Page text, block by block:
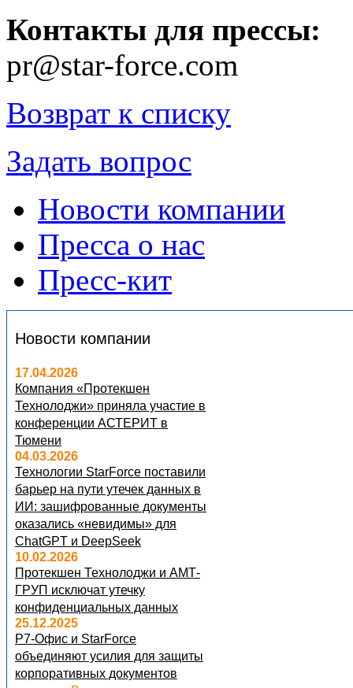
Контакты для прессы:
pr@star-force.com
Возврат к списку
Задать вопрос
Новости компании
Пресса о нас
Пресс-кит
Новости компании
17.04.2026
Компания «Протекшен
Технолоджи» приняла участие в
конференции АСТЕРИТ в
Тюмени
04.03.2026
Технологии StarForce поставили
барьер на пути утечек данных в
ИИ: зашифрованные документы
оказались «невидимы» для
ChatGPT и DeepSeek
10.02.2026
Протекшен Технолоджи и АМТ-
ГРУП исключат утечку
конфиденциальных данных
25.12.2025
Р7-Офис и StarForce
объединяют усилия для защиты
корпоративных документов